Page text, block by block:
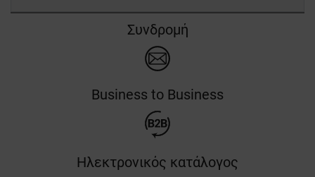
Συνδρομή
Business to Business
Ηλεκτρονικός κατάλογος